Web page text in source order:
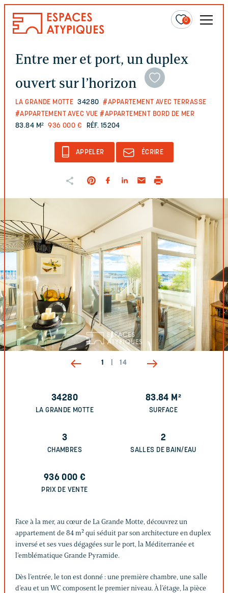
0
Entre mer et port, un duplex
ouvert sur l’horizon
LA GRANDE MOTTE 34280 #APPARTEMENT AVEC TERRASSE
#APPARTEMENT AVEC VUE #APPARTEMENT BORD DE MER
83.84 M² 936 000 € RÉF. 15204
APPELER ÉCRIRE
1 14
34280
LA GRANDE MOTTE
83.84 M²
SURFACE
3
CHAMBRES
2
SALLES DE BAIN/EAU
936 000 €
PRIX DE VENTE
Face à la mer, au cœur de La Grande Motte, découvrez un
appartement de 84 m² qui séduit par son architecture en duplex
inversé et ses vues dégagées sur le port, la Méditerranée et
l’emblématique Grande Pyramide.
Dès l’entrée, le ton est donné : une première chambre, une salle
d’eau et un WC composent le premier niveau. À l’étage, la pièce